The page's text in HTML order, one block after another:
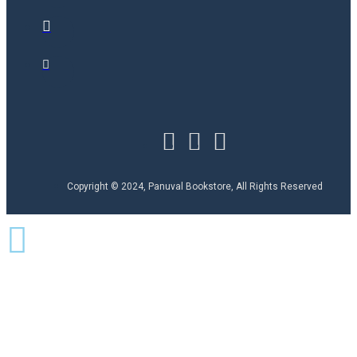
Copyright © 2024, Panuval Bookstore, All Rights Reserved